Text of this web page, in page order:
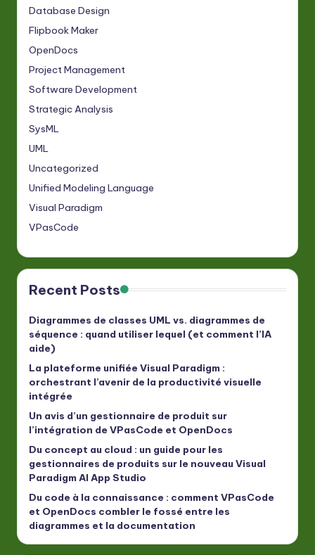
Database Design
Flipbook Maker
OpenDocs
Project Management
Software Development
Strategic Analysis
SysML
UML
Uncategorized
Unified Modeling Language
Visual Paradigm
VPasCode
Recent Posts
Diagrammes de classes UML vs. diagrammes de
séquence : quand utiliser lequel (et comment l’IA
aide)
La plateforme unifiée Visual Paradigm :
orchestrant l’avenir de la productivité visuelle
intégrée
Un avis d’un gestionnaire de produit sur
l’intégration de VPasCode et OpenDocs
Du concept au cloud : un guide pour les
gestionnaires de produits sur le nouveau Visual
Paradigm AI App Studio
Du code à la connaissance : comment VPasCode
et OpenDocs combler le fossé entre les
diagrammes et la documentation